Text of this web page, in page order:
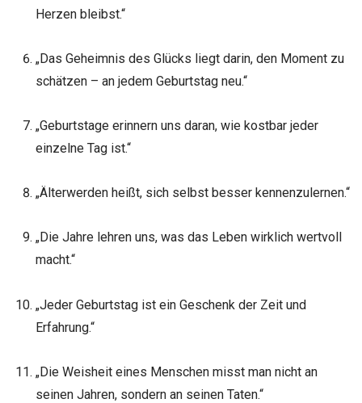
Herzen bleibst.“
„Das Geheimnis des Glücks liegt darin, den Moment zu
schätzen – an jedem Geburtstag neu.“
„Geburtstage erinnern uns daran, wie kostbar jeder
einzelne Tag ist.“
„Älterwerden heißt, sich selbst besser kennenzulernen.“
„Die Jahre lehren uns, was das Leben wirklich wertvoll
macht.“
„Jeder Geburtstag ist ein Geschenk der Zeit und
Erfahrung.“
„Die Weisheit eines Menschen misst man nicht an
seinen Jahren, sondern an seinen Taten.“